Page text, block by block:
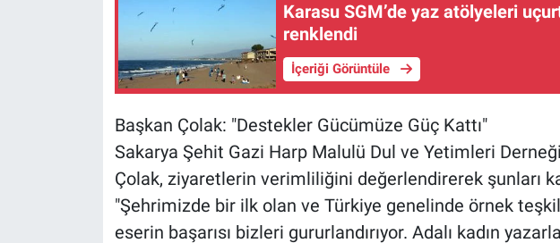
Karasu SGM’de yaz atölyeleri
renklendi
İçeriği Görüntüle
​Başkan Çolak: "Destekler Gücümüze Güç Kattı"
​Sakarya Şehit Gazi Harp Malulü Dul ve Yetimleri
Çolak, ziyaretlerin verimliliğini değerlendirerek şunları
​"Şehrimizde bir ilk olan ve Türkiye genelinde örnek
eserin başarısı bizleri gururlandırıyor. Adalı kadın